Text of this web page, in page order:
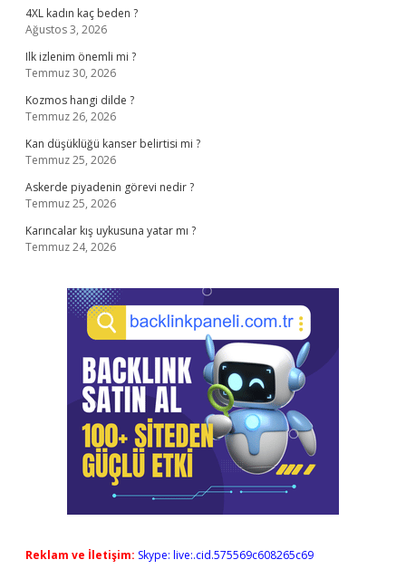
4XL kadın kaç beden ?
Ağustos 3, 2026
Ilk izlenim önemli mi ?
Temmuz 30, 2026
Kozmos hangi dilde ?
Temmuz 26, 2026
Kan düşüklüğü kanser belirtisi mi ?
Temmuz 25, 2026
Askerde piyadenin görevi nedir ?
Temmuz 25, 2026
Karıncalar kış uykusuna yatar mı ?
Temmuz 24, 2026
Reklam ve İletişim: Skype: live:.cid.575569c608265c69